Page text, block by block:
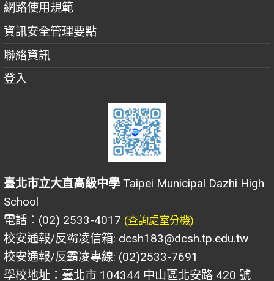
網路使用規範
資訊安全管理要點
聯絡資訊
登入
臺北市立大直高級中學 Taipei Municipal Dazhi High
School
電話：(02) 2533-4017 (查詢處室分機)
校安通報/反霸凌信箱: dcsh183@dcsh.tp.edu.tw
校安通報/反霸凌專線: (02)2533-7691
學校地址：臺北市 104344 中山區北安路 420 號